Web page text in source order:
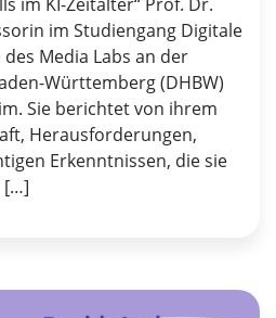
im Studiengang Digitale
Media Labs an der
Württemberg (DHBW)
Sie berichtet von ihrem
Herausforderungen,
Erkenntnissen, die sie
[…]